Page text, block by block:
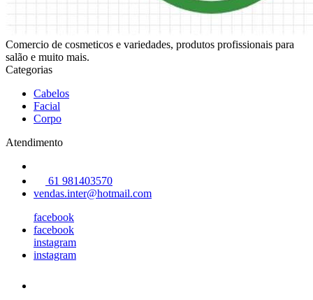
Comercio de cosmeticos e variedades, produtos profissionais para
salão e muito mais.
Categorias
Cabelos
Facial
Corpo
Atendimento
61 981403570
vendas.inter@hotmail.com
facebook
facebook
instagram
instagram